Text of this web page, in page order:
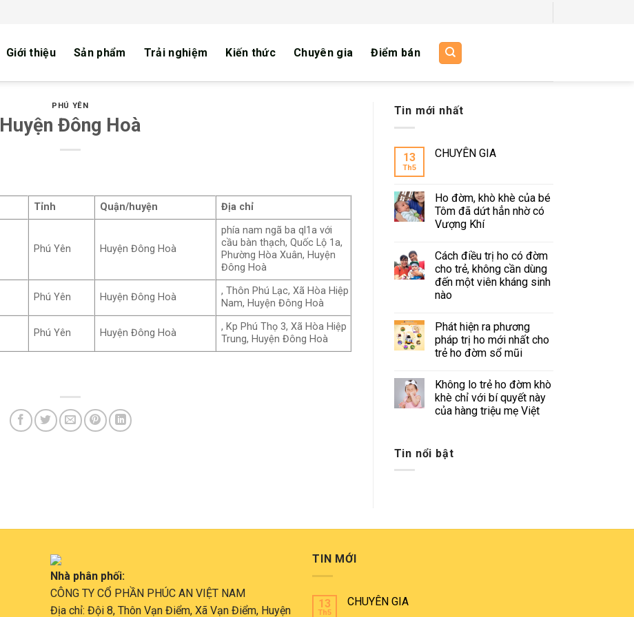
Giới thiệu Sản phẩm Trải nghiệm Kiến thức Chuyên gia Điểm bán
PHÚ YÊN
Huyện Đông Hoà
Tỉnh Quận/huyện Địa chỉ
Phú Yên Huyện Đông Hoà
phía nam ngã ba ql1a với
cầu bàn thạch, Quốc Lộ 1a,
Phường Hòa Xuân, Huyện
Đông Hoà
Phú Yên Huyện Đông Hoà
, Thôn Phú Lạc, Xã Hòa Hiệp
Nam, Huyện Đông Hoà
Phú Yên Huyện Đông Hoà
, Kp Phú Thọ 3, Xã Hòa Hiệp
Trung, Huyện Đông Hoà
Tin mới nhất
13
Th5
CHUYÊN GIA
Ho đờm, khò khè của bé
Tôm đã dứt hẳn nhờ có
Vượng Khí
Cách điều trị ho có đờm
cho trẻ, không cần dùng
đến một viên kháng sinh
nào
Phát hiện ra phương
pháp trị ho mới nhất cho
trẻ ho đờm sổ mũi
Không lo trẻ ho đờm khò
khè chỉ với bí quyết này
của hàng triệu mẹ Việt
Tin nổi bật
Nhà phân phối:
CÔNG TY CỔ PHẦN PHÚC AN VIỆT NAM
Địa chỉ: Đội 8, Thôn Vạn Điểm, Xã Vạn Điểm, Huyện
TIN MỚI
13
Th5
CHUYÊN GIA